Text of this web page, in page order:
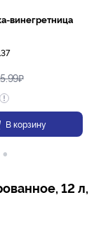
винегретница
₽
В корзину
12 л,